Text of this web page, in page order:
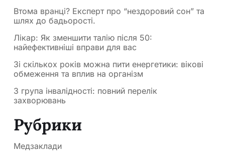
Втома вранці? Експерт про “нездоровий сон” та
шлях до бадьорості.
Лікар: Як зменшити талію після 50:
найефективніші вправи для вас
Зі скількох років можна пити енергетики: вікові
обмеження та вплив на організм
3 група інвалідності: повний перелік
захворювань
Рубрики
Медзаклади